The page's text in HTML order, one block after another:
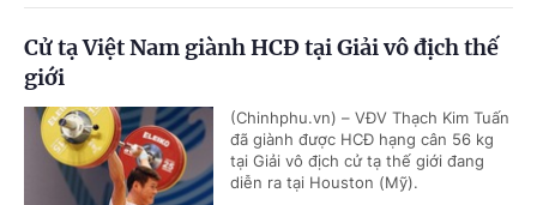
Cử tạ Việt Nam giành HCĐ tại Giải vô địch thế
giới
(Chinhphu.vn) – VĐV Thạch Kim Tuấn
đã giành được HCĐ hạng cân 56 kg
tại Giải vô địch cử tạ thế giới đang
diễn ra tại Houston (Mỹ).